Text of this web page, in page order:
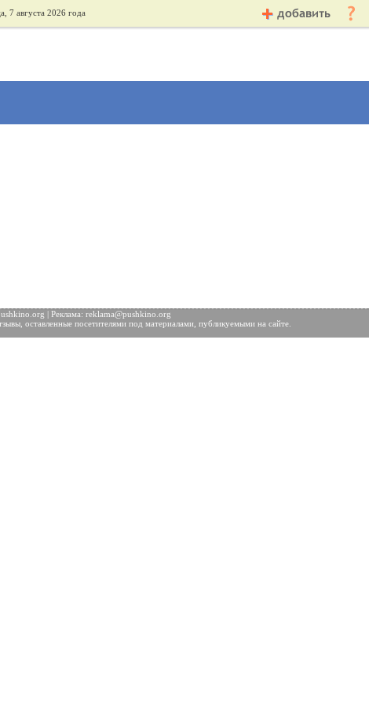
7 августа 2026 года
| Реклама: reklama@pushkino.org
оставленные посетителями под материалами, публикуемыми на сайте.